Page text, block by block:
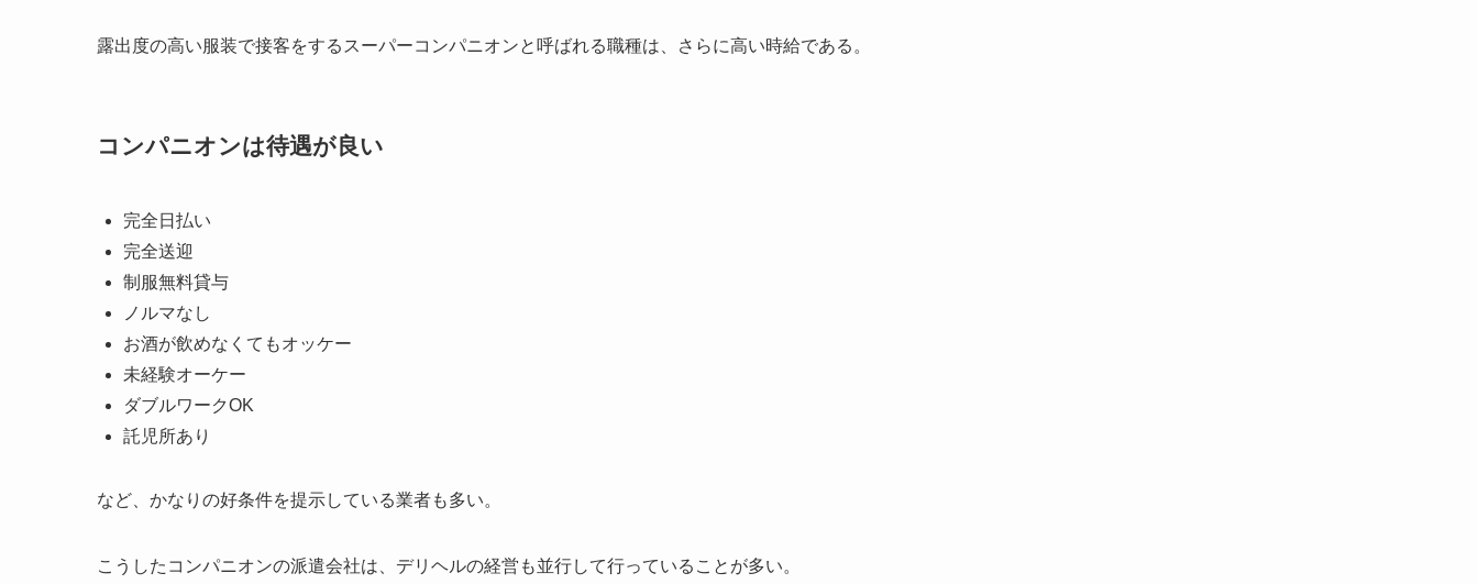
露出度の高い服装で接客をするスーパーコンパニオンと呼ばれる職種は、さらに高い時給である。
コンパニオンは待遇が良い
完全日払い
完全送迎
制服無料貸与
ノルマなし
お酒が飲めなくてもオッケー
未経験オーケー
ダブルワークOK
託児所あり
など、かなりの好条件を提示している業者も多い。
こうしたコンパニオンの派遣会社は、デリヘルの経営も並行して行っていることが多い。